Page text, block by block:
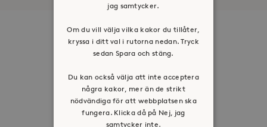
Om oss
Organisation
Riktlinje för personuppgifter
Tillgänglighetsredogörelse
Visselblåsartjänst
jag samtycker.
Om du vill välja vilka kakor du tillåter,
kryssa i ditt val i rutorna nedan. Tryck
sedan Spara och stäng.
Du kan också välja att inte acceptera
några kakor, mer än de strikt
nödvändiga för att webbplatsen ska
fungera. Klicka då på Nej, jag
samtycker inte.